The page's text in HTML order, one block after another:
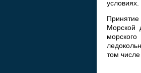
условиях.
Морской
том